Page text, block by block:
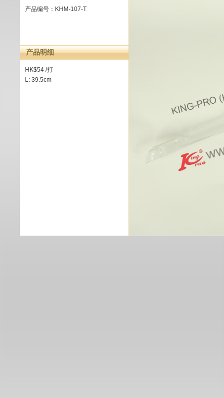
产品编号：KHM-107-T
产品明细
HK$54 /打
L: 39.5cm